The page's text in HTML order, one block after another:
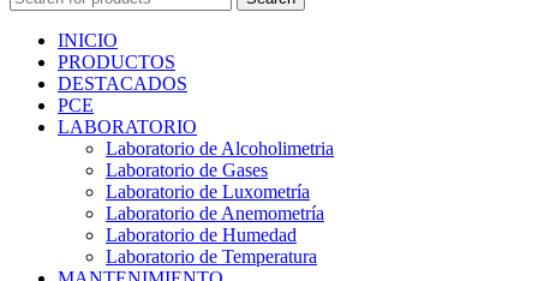
INICIO
PRODUCTOS
DESTACADOS
PCE
LABORATORIO
Laboratorio de Alcoholimetria
Laboratorio de Gases
Laboratorio de Luxometría
Laboratorio de Anemometría
Laboratorio de Humedad
Laboratorio de Temperatura